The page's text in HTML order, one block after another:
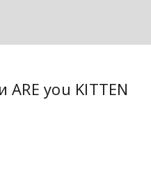
you KITTEN